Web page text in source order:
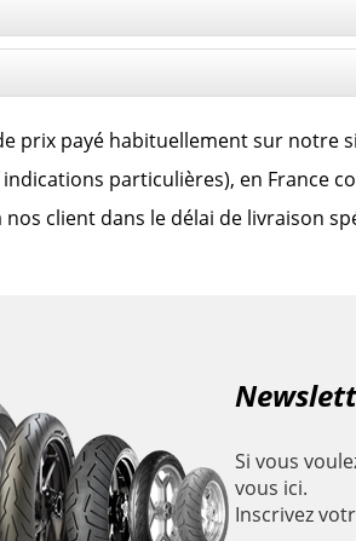
prix payé habituellement sur notre
particulières), en France
client dans le délai de livraison
Si vous
vous ici.
Inscrivez